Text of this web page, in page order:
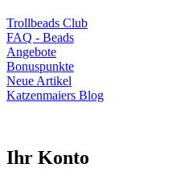
Trollbeads Club
FAQ - Beads
Angebote
Bonuspunkte
Neue Artikel
Katzenmaiers Blog
Ihr Konto